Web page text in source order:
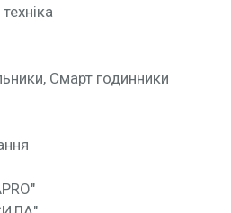
Смарт годинники